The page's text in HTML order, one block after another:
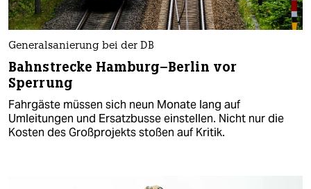
Generalsanierung bei der DB
Bahnstrecke Hamburg–Berlin vor
Sperrung
Fahrgäste müssen sich neun Monate lang auf
Umleitungen und Ersatzbusse einstellen. Nicht nur die
Kosten des Großprojekts stoßen auf Kritik.